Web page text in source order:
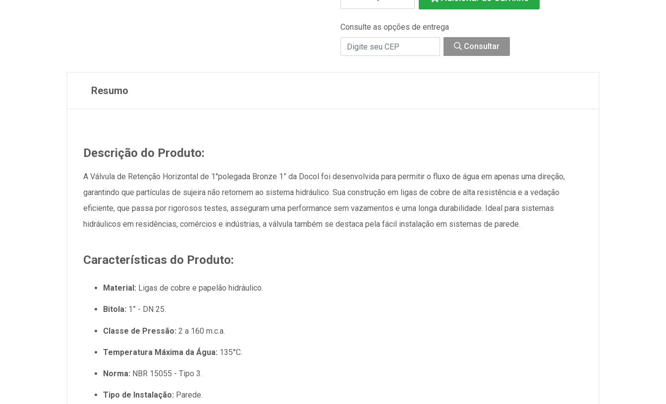
Consulte as opções de entrega
Consultar
Resumo
Descrição do Produto:
A Válvula de Retenção Horizontal de 1''polegada Bronze 1” da Docol foi desenvolvida para permitir o fluxo de água em apenas uma direção,
garantindo que partículas de sujeira não retornem ao sistema hidráulico. Sua construção em ligas de cobre de alta resistência e a vedação
eficiente, que passa por rigorosos testes, asseguram uma performance sem vazamentos e uma longa durabilidade. Ideal para sistemas
hidráulicos em residências, comércios e indústrias, a válvula também se destaca pela fácil instalação em sistemas de parede.
Características do Produto:
Material: Ligas de cobre e papelão hidráulico.
Bitola: 1” - DN 25.
Classe de Pressão: 2 a 160 m.c.a.
Temperatura Máxima da Água: 135°C.
Norma: NBR 15055 - Tipo 3.
Tipo de Instalação: Parede.